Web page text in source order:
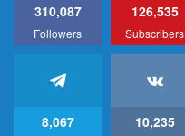
310,087
Followers
126,535
Subscribers
8,067 10,235